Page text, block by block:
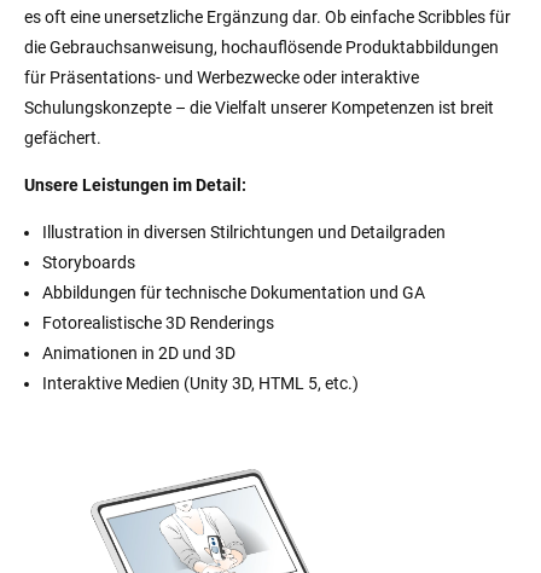
es oft eine unersetzliche Ergänzung dar. Ob einfache Scribbles für
die Gebrauchsanweisung, hochauflösende Produktabbildungen
für Präsentations- und Werbezwecke oder interaktive
Schulungskonzepte – die Vielfalt unserer Kompetenzen ist breit
gefächert.
Unsere Leistungen im Detail:
Illustration in diversen Stilrichtungen und Detailgraden
Storyboards
Abbildungen für technische Dokumentation und GA
Fotorealistische 3D Renderings
Animationen in 2D und 3D
Interaktive Medien (Unity 3D, HTML 5, etc.)